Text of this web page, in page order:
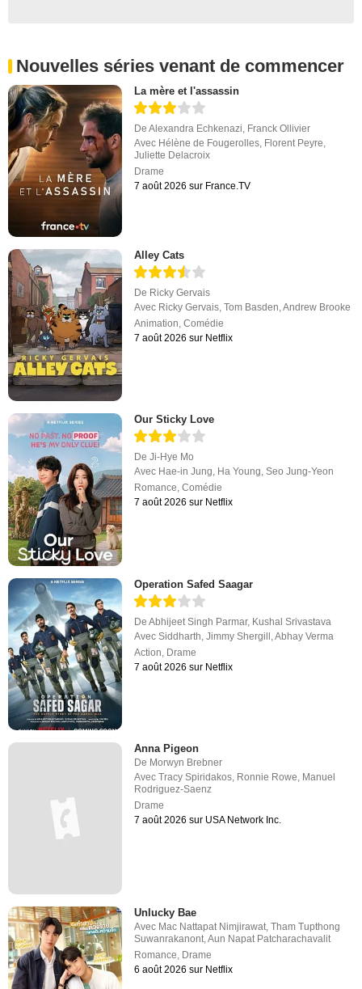
Nouvelles séries venant de commencer
La mère et l'assassin
DeAlexandra Echkenazi Franck Ollivier
Avec Hélène de Fougerolles Florent Peyre
Juliette Delacroix
Drame
7 août 2026 sur France.TV
Alley Cats
De Ricky Gervais
Avec Ricky Gervais,Tom Basden,Andrew Brooke
Animation,Comédie
7 août 2026 sur Netflix
Our Sticky Love
DeJi-Hye Mo
Avec Hae-in Jung, Ha Young,Seo Jung-Yeon
Romance,Comédie
7 août 2026 sur Netflix
Operation Safed Saagar
DeAbhijeet Singh Parmar, Kushal Srivastava
AvecSiddharth ,Jimmy Shergill ,Abhay Verma
Action Drame
7 août 2026 sur Netflix
Anna Pigeon
De Morwyn Brebner
AvecTracy Spiridakos, Ronnie Rowe, Manuel
Rodriguez-Saenz
Drame
7 août 2026 sur USA Network Inc.
Unlucky Bae
Avec Mac Nattapat Nimjirawat,Tham Tupthong
Suwanrakanont,Aun Napat Patcharachavalit
Romance, Drame
6 août 2026 sur Netflix